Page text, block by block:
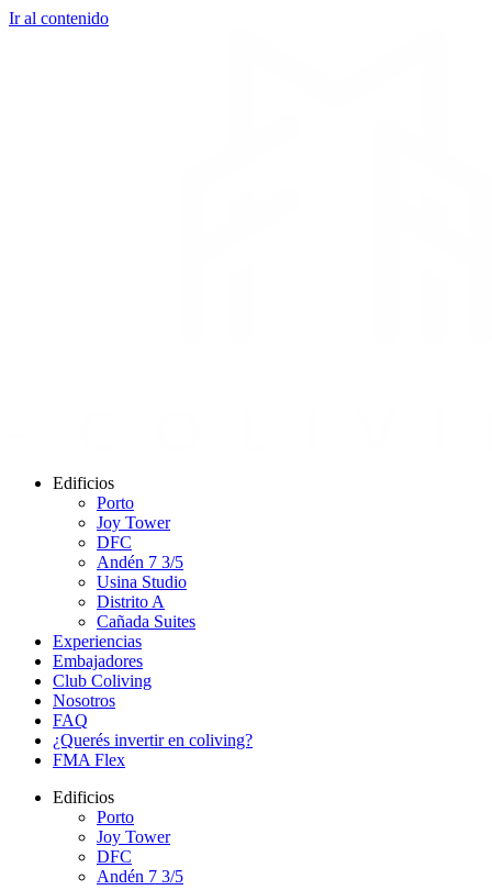
Ir al contenido
Edificios
Porto
Joy Tower
DFC
Andén 7 3/5
Usina Studio
Distrito A
Cañada Suites
Experiencias
Embajadores
Club Coliving
Nosotros
FAQ
¿Querés invertir en coliving?
FMA Flex
Edificios
Porto
Joy Tower
DFC
Andén 7 3/5